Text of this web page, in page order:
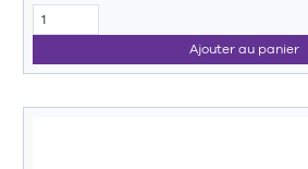
Ajouter au panier